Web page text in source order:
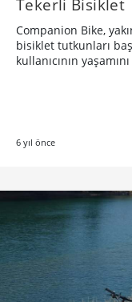
Tekerli Bisiklet
Companion Bike,
bisiklet tutkunları
kullanıcının
6 yıl önce